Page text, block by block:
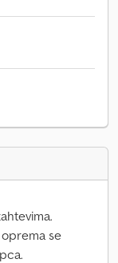
oprema se